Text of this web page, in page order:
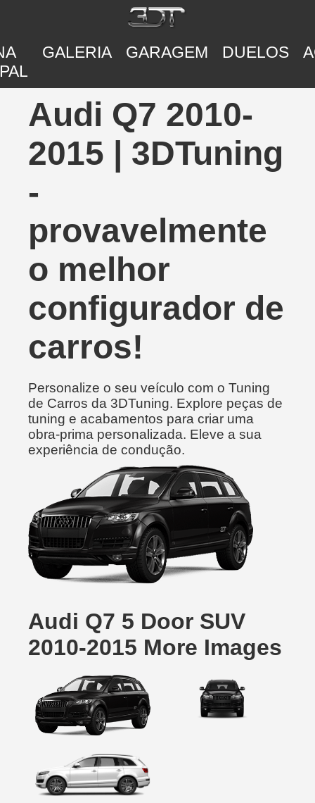
GALERIA GARAGEM DUELOS
Audi Q7 2010-
2015 | 3DTuning
-
provavelmente
o melhor
configurador de
carros!
Personalize o seu veículo com o Tuning
de Carros da 3DTuning. Explore peças de
tuning e acabamentos para criar uma
obra-prima personalizada. Eleve a sua
experiência de condução.
Audi Q7 5 Door SUV
2010-2015 More Images